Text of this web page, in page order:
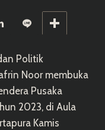
Politik
Noor membuka
Pusaka
2023, di Aula
Kamis